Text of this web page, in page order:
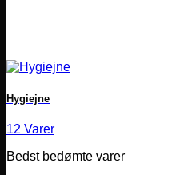
Hygiejne
12 Varer
Bedst bedømte varer